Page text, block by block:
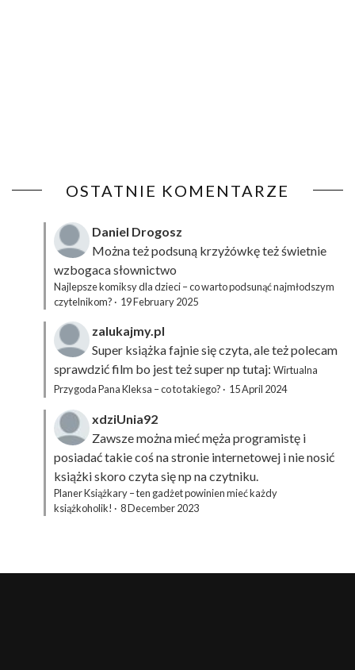
OSTATNIE KOMENTARZE
Daniel Drogosz
Można też podsuną krzyżówkęteż świetnie
wzbogaca słownictwo
Najlepsze komiksy dla dzieci – co warto podsunąć najmłodszym
czytelnikom? · 19 February 2025
zalukajmy.pl
Super książka fajnie się czyta, ale też polecam
sprawdzić film bo jest też super np tutaj: Wirtualna
Przygoda Pana Kleksa – co to takiego? · 15 April 2024
xdziUnia92
Zawsze można mieć męża programistę i
posiadać takie coś na stronie internetowej i nie nosić
książki skoro czyta się np na czytniku.
Planer Książkary – ten gadżet powinien mieć każdy
książkoholik! · 8 December 2023